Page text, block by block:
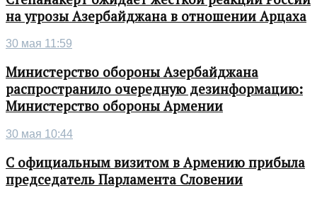
на угрозы Азербайджана в отношении Арцаха
30 мая 11:59
Министерство обороны Азербайджана
распространило очередную дезинформацию:
Министерство обороны Армении
30 мая 10:44
С официальным визитом в Армению прибыла
председатель Парламента Словении